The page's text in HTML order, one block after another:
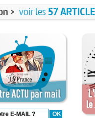
> voir les 57